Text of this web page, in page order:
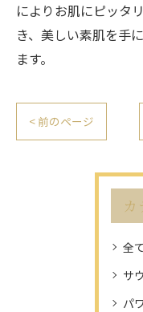
によりお肌にピッタ
き、美しい素肌を手
ます。
< 前のページ
カ
全
サ
パ